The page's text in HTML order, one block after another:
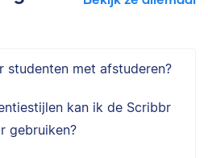
studenten met afstuderen?
kan ik de Scribbr
gebruiken?